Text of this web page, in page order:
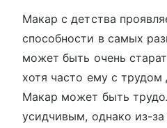
Макар с детства
способности в самых
может быть очень
хотя часто ему с
Макар может быть
усидчивым, однако из-